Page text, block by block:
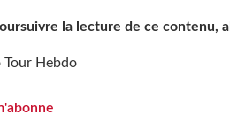
la lecture de ce contenu,